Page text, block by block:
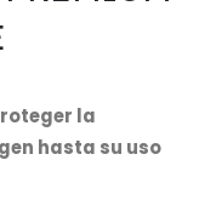
la
hasta su uso